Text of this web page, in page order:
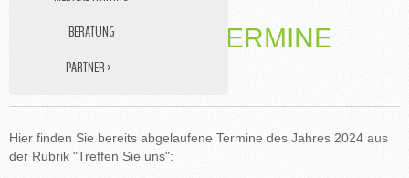
BERATUNG
PARTNER ›
VERGANGENE TERMINE
2024
Hier finden Sie bereits abgelaufene Termine des Jahres 2024 aus
der Rubrik "Treffen Sie uns":